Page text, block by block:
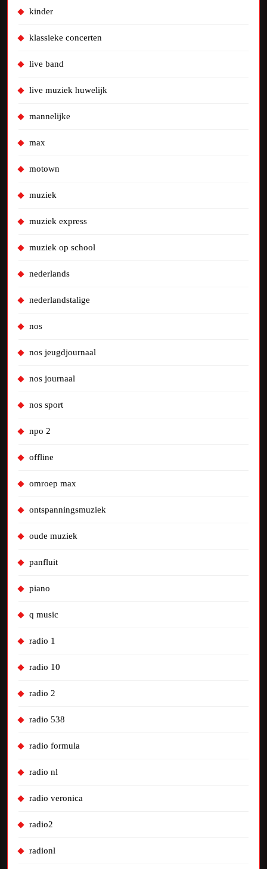
kinder
klassieke concerten
live band
live muziek huwelijk
mannelijke
max
motown
muziek
muziek express
muziek op school
nederlands
nederlandstalige
nos
nos jeugdjournaal
nos journaal
nos sport
npo 2
offline
omroep max
ontspanningsmuziek
oude muziek
panfluit
piano
q music
radio 1
radio 10
radio 2
radio 538
radio formula
radio nl
radio veronica
radio2
radionl